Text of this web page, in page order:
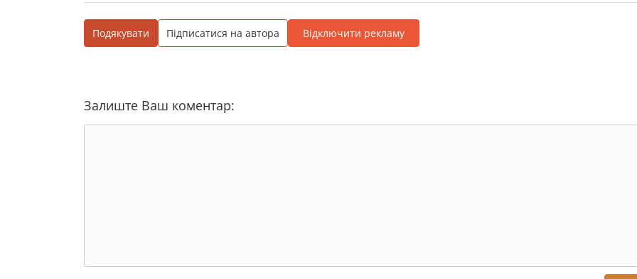
Подякувати Підписатися на автора Відключити рекламу
Залиште Ваш коментар: